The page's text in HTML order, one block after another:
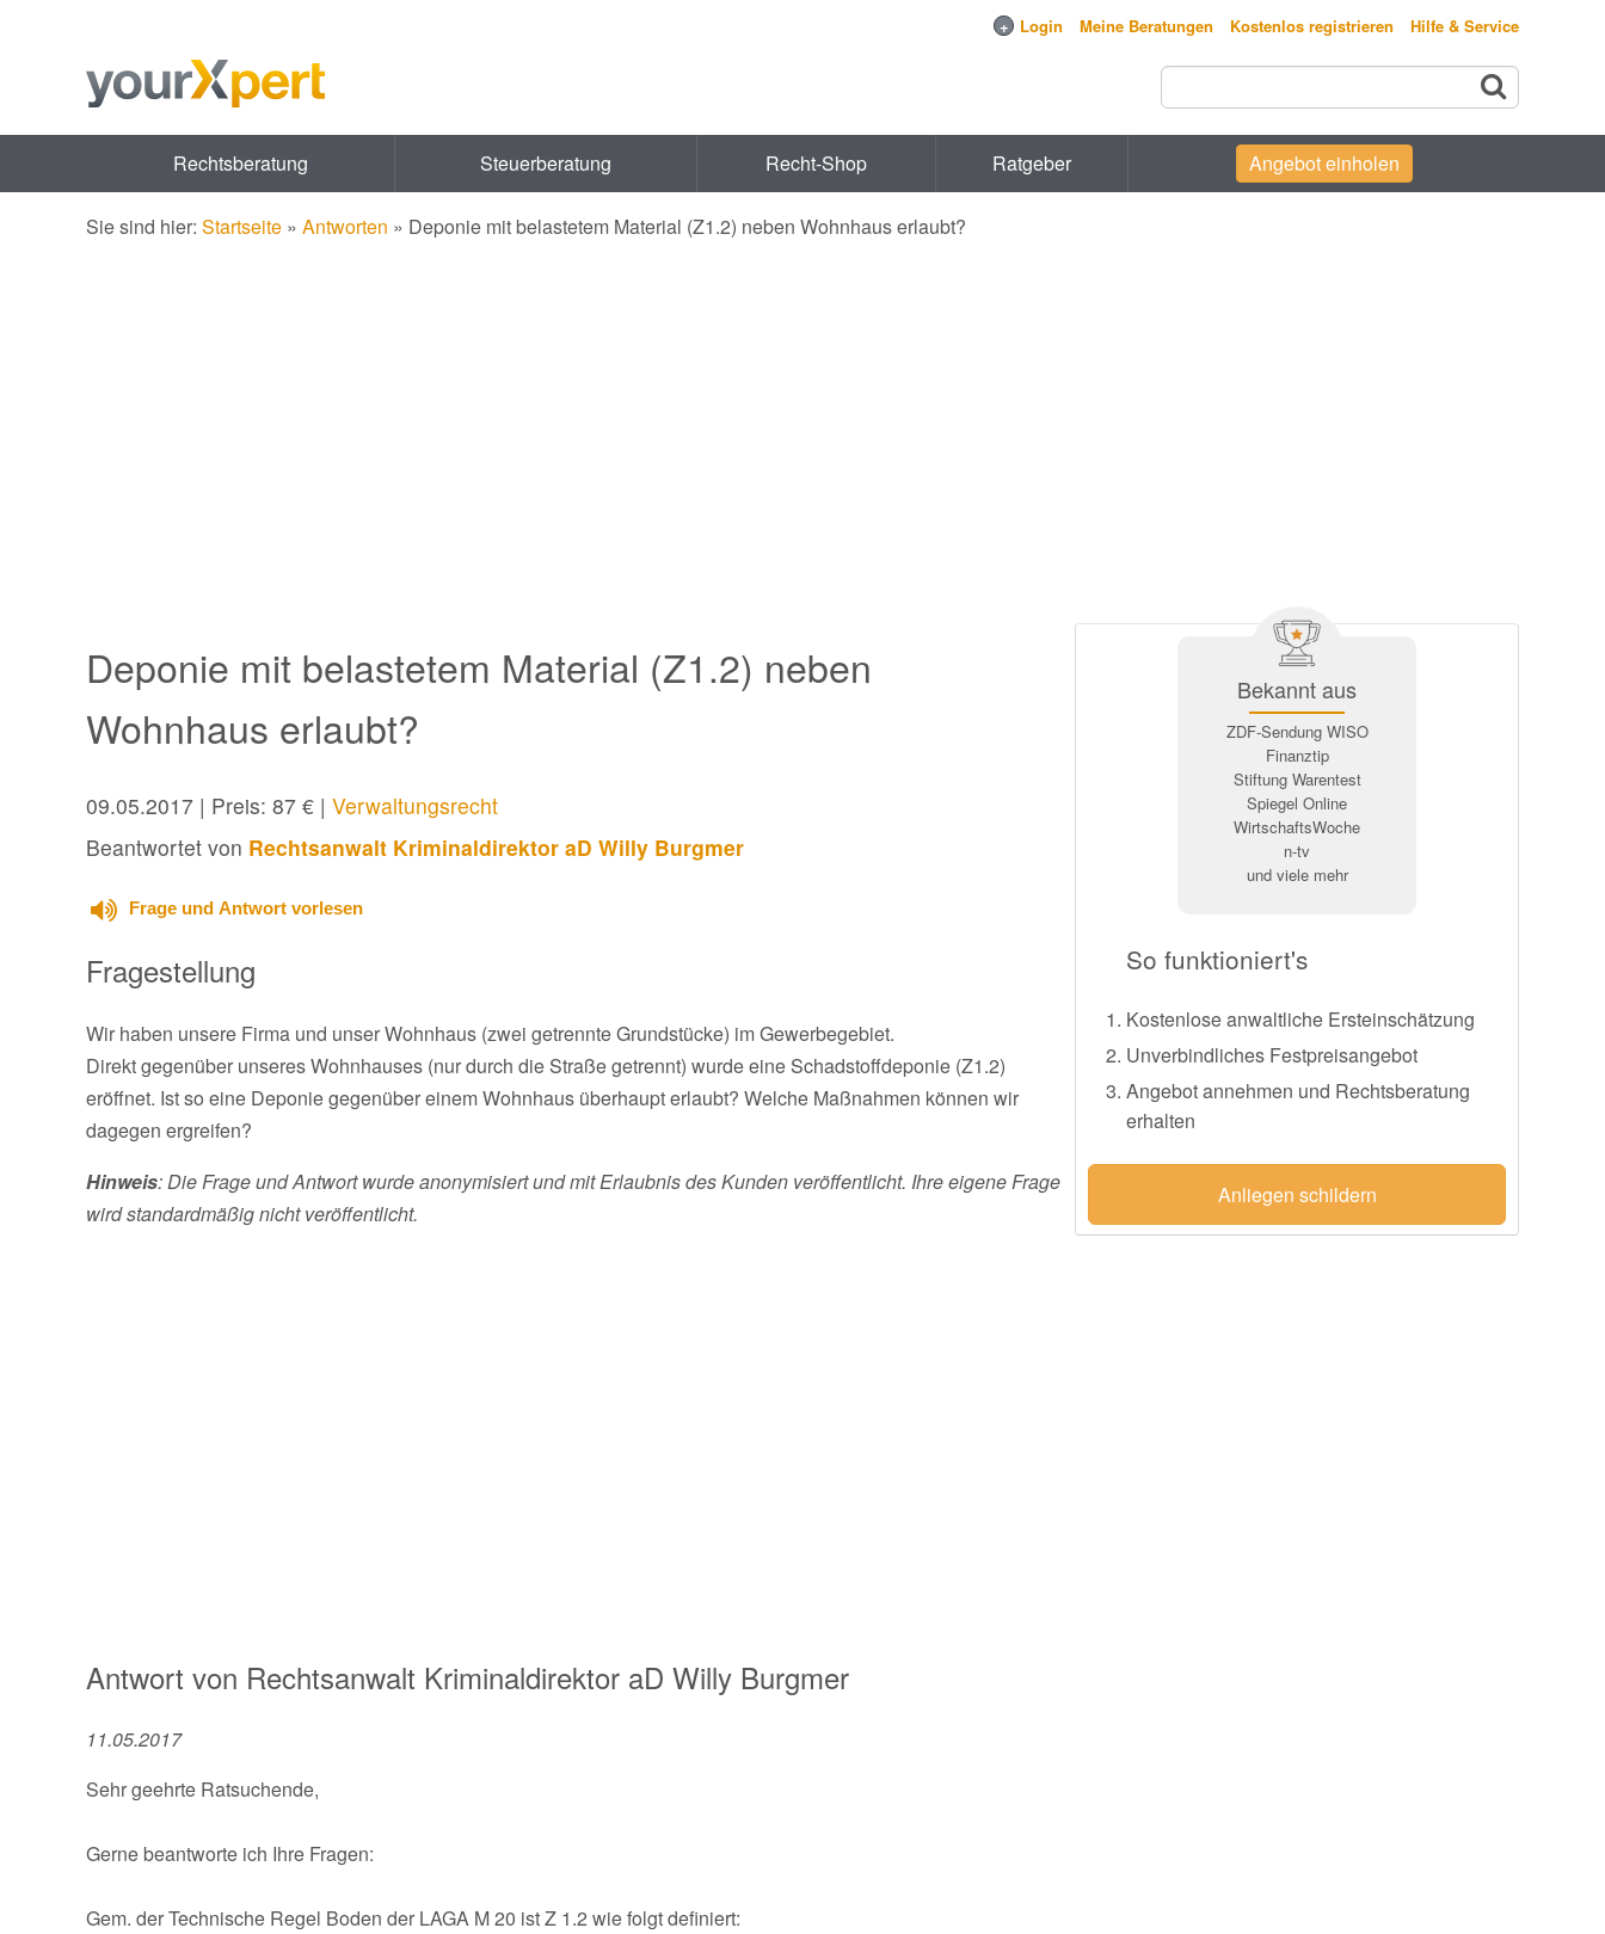
+ Login Meine Beratungen Kostenlos registrieren Hilfe & Service
Rechtsberatung Steuerberatung Recht-Shop Ratgeber Angebot einholen
Sie sind hier: Startseite » Antworten » Deponie mit belastetem Material (Z1.2) neben Wohnhaus erlaubt?
Deponie mit belastetem Material (Z1.2) neben
Wohnhaus erlaubt?
09.05.2017 | Preis: 87 € | Verwaltungsrecht
Beantwortet von Rechtsanwalt Kriminaldirektor aD Willy Burgmer
Frage und Antwort vorlesen
Fragestellung
Wir haben unsere Firma und unser Wohnhaus (zwei getrennte Grundstücke) im Gewerbegebiet.
Direkt gegenüber unseres Wohnhauses (nur durch die Straße getrennt) wurde eine Schadstoffdeponie (Z1.2)
eröffnet. Ist so eine Deponie gegenüber einem Wohnhaus überhaupt erlaubt? Welche Maßnahmen können wir
dagegen ergreifen?
Hinweis: Die Frage und Antwort wurde anonymisiert und mit Erlaubnis des Kunden veröffentlicht. Ihre eigene Frage
wird standardmäßig nicht veröffentlicht.
Antwort von Rechtsanwalt Kriminaldirektor aD Willy Burgmer
11.05.2017
Sehr geehrte Ratsuchende,
Gerne beantworte ich Ihre Fragen:
Gem. der Technische Regel Boden der LAGA M 20 ist Z 1.2 wie folgt definiert:
Bekannt aus
ZDF-Sendung WISO
Finanztip
Stiftung Warentest
Spiegel Online
WirtschaftsWoche
n-tv
und viele mehr
So funktioniert's
Kostenlose anwaltliche Ersteinschätzung
Unverbindliches Festpreisangebot
Angebot annehmen und Rechtsberatung
erhalten
Anliegen schildern